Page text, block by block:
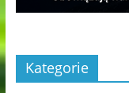
Kategorie